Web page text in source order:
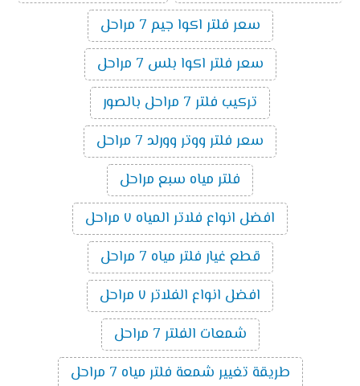
سعر فلتر اكوا جيم 7 مراحل
سعر فلتر اكوا بلس 7 مراحل
تركيب فلتر 7 مراحل بالصور
سعر فلتر ووتر وورلد 7 مراحل
فلتر مياه سبع مراحل
افضل انواع فلاتر المياه ٧ مراحل
قطع غيار فلتر مياه 7 مراحل
افضل انواع الفلاتر ٧ مراحل
شمعات الفلتر 7 مراحل
طريقة تغيير شمعة فلتر مياه 7 مراحل